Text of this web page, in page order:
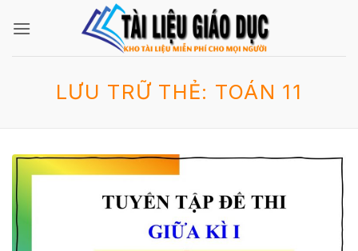
qua
LƯU TRỮ THẺ: TOÁN 11